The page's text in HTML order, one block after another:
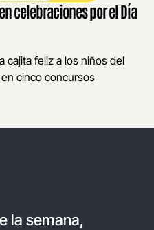
celebraciones por el Día
cajita feliz a los niños del
cinco concursos
la semana,